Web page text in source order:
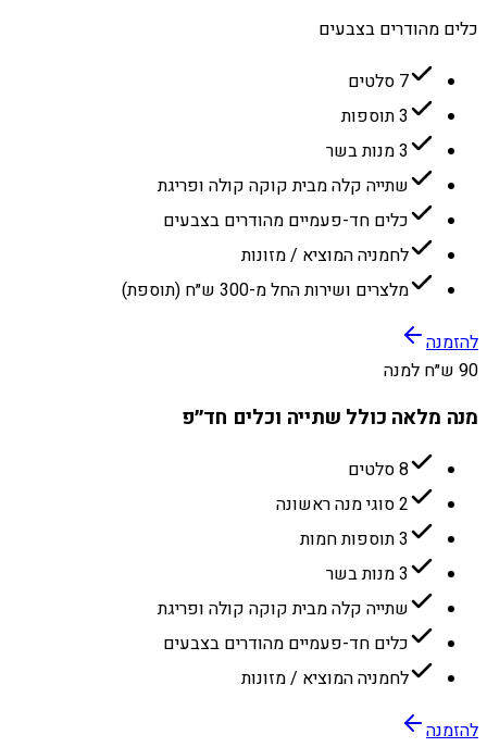
כלים מהודרים בצבעים
7 סלטים
3 תוספות
3 מנות בשר
שתייה קלה מבית קוקה קולה ופריגת
כלים חד-פעמיים מהודרים בצבעים
לחמניה המוציא / מזונות
מלצרים ושירות החל מ-300 ש״ח (תוספת)
להזמנה
90 ש״ח למנה
מנה מלאה כולל שתייה וכלים חד״פ
8 סלטים
2 סוגי מנה ראשונה
3 תוספות חמות
3 מנות בשר
שתייה קלה מבית קוקה קולה ופריגת
כלים חד-פעמיים מהודרים בצבעים
לחמניה המוציא / מזונות
להזמנה